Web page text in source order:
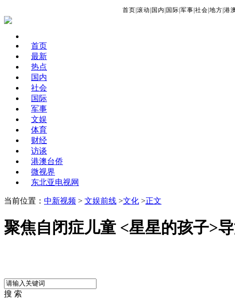
首页 滚动 国内 国际 军事 社会 地方 港
首页
最新
热点
国内
社会
国际
军事
文娱
体育
财经
访谈
港澳台侨
微视界
东北亚电视网
当前位置： 中新视频 > 文娱前线 >文化 >正文
聚焦自闭症儿童 <星星的孩子>
搜 索